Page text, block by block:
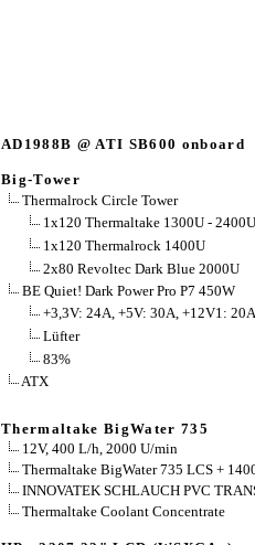
AD1988B @ ATI SB600 onboard
Big-Tower
Thermalrock Circle Tower
1x120 Thermaltake 1300U -
1x120 Thermalrock 1400U
2x80 Revoltec Dark Blue 2000U
BE Quiet! Dark Power Pro P7 450W
+3,3V: 24A, +5V: 30A, +12V1:
Lüfter
83%
ATX
Thermaltake BigWater 735
12V, 400 L/h, 2000 U/min
Thermaltake BigWater 735 LCS +
INNOVATEK SCHLAUCH PVC
Thermaltake Coolant Concentrate